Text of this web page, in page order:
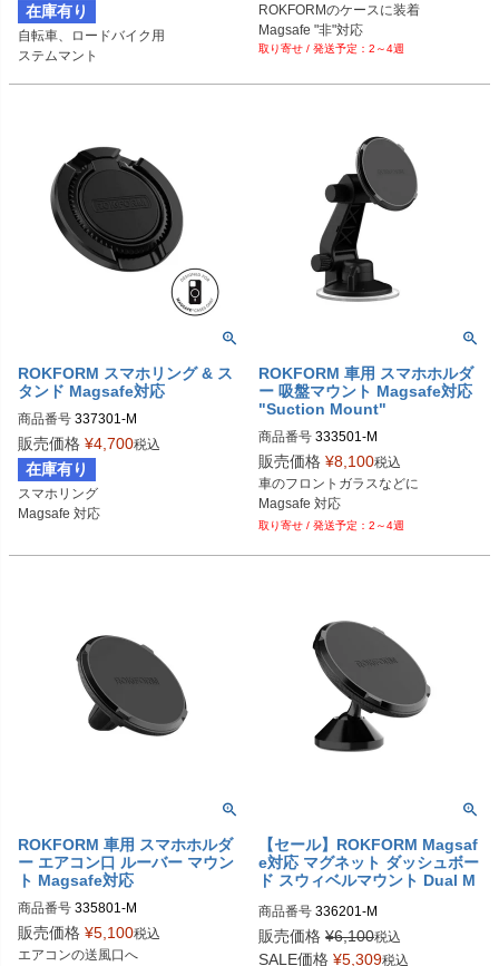
在庫有り
自転車、ロードバイク用
ステムマント
ROKFORMのケースに装着
Magsafe "非"対応
2～4週
ROKFORM スマホリング & ス
タンド Magsafe対応
商品番号 337301-M
販売価格 ¥4,700税込
在庫有り
スマホリング
Magsafe 対応
ROKFORM 車用 スマホホルダ
ー 吸盤マウント Magsafe対応
"Suction Mount"
商品番号 333501-M
販売価格 ¥8,100税込
車のフロントガラスなどに
Magsafe 対応
2～4週
ROKFORM 車用 スマホホルダ
ー エアコン口 ルーバー マウン
ト Magsafe対応
商品番号 335801-M
販売価格 ¥5,100税込
エアコンの送風口へ
【セール】ROKFORM Magsaf
e対応 マグネット ダッシュボー
ド スウィベルマウント Dual M
商品番号 336201-M
販売価格 ¥6,100税込
SALE価格 ¥5,309税込